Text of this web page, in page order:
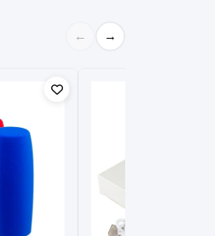
← →